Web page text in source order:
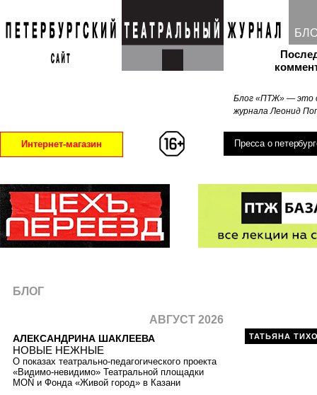
Блог «ПТЖ» — это
журнала Леонид
Интернет-магазин Пресса о
ТАТЬЯНА
БЛОГ
АВГУСТ 2026
АЛЕКСАНДРИНА ШАКЛЕЕВА
НОВЫЕ НЕЖНЫЕ
О показах театрально-педагогического проекта
«Видимо-невидимо» Театральной площадки
MOŇ и Фонда «Живой город» в Казани